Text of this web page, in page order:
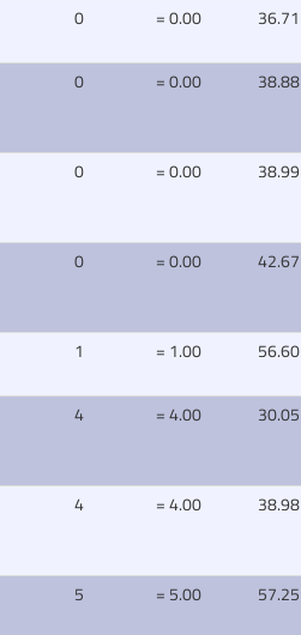
0 = 0.00 36.71
0 = 0.00 38.88
0 = 0.00 38.99
0 = 0.00 42.67
1 = 1.00 56.60
4 = 4.00 30.05
4 = 4.00 38.98
5 = 5.00 57.25